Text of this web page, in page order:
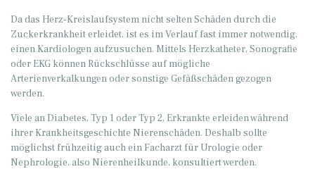
Da das Herz-Kreislaufsystem nicht selten Schäden durch die
Zuckerkrankheit erleidet, ist es im Verlauf fast immer notwendig,
einen Kardiologen aufzusuchen. Mittels Herzkatheter, Sonografie
oder EKG können Rückschlüsse auf mögliche
Arterienverkalkungen oder sonstige Gefäßschäden gezogen
werden.
Viele an Diabetes, Typ 1 oder Typ 2, Erkrankte erleiden während
ihrer Krankheitsgeschichte Nierenschäden. Deshalb sollte
möglichst frühzeitig auch ein Facharzt für Urologie oder
Nephrologie, also Nierenheilkunde, konsultiert werden.